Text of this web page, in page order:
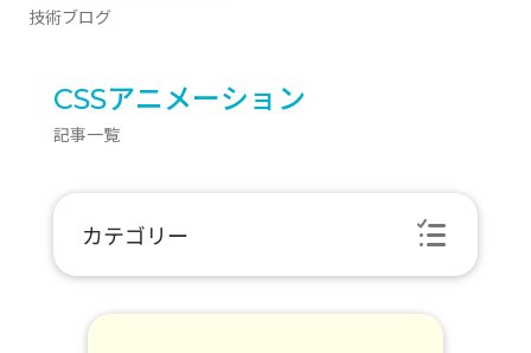
技術ブログ
CSSアニメーション
記事一覧
カテゴリー